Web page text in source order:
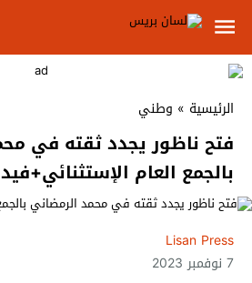
الرئيسية » وطني
فتح ناظور يجدد ثقته في
بالجمع العام
Lisan Press
7 نوفمبر 2023